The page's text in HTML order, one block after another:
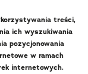
treści,
ich wyszukiwania
pozycjonowania
w ramach
internetowych.